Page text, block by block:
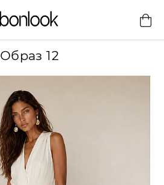
Образ 12